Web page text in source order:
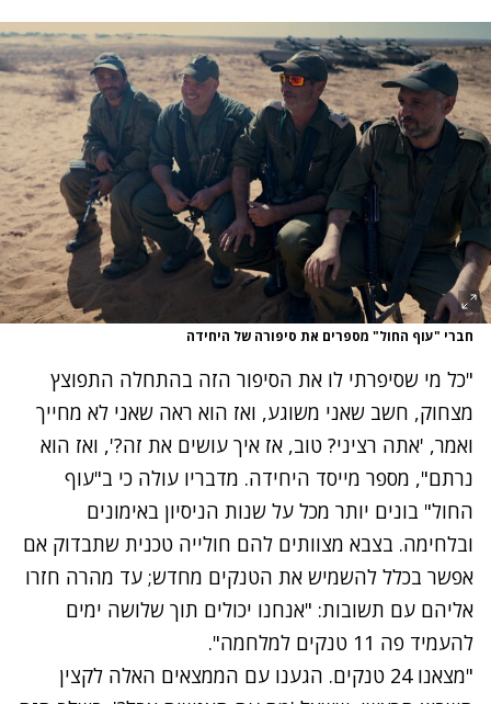
חברי "עוף החול" מספרים את סיפורה של היחידה
"כל מי שסיפרתי לו את הסיפור הזה בהתחלה התפוצץ
מצחוק, חשב שאני משוגע, ואז הוא ראה שאני לא מחייך
ואמר, 'אתה רציני? טוב, אז איך עושים את זה?', ואז הוא
נרתם", מספר מייסד היחידה. מדבריו עולה כי ב"עוף
החול" בונים יותר מכל על שנות הניסיון באימונים
ובלחימה. בצבא מצוותים להם חולייה טכנית שתבדוק אם
אפשר בכלל להשמיש את הטנקים מחדש; עד מהרה חזרו
אליהם עם תשובות: "אנחנו יכולים תוך שלושה ימים
להעמיד פה 11 טנקים למלחמה".
"מצאנו 24 טנקים. הגענו עם הממצאים האלה לקצין